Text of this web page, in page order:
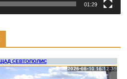
01:29